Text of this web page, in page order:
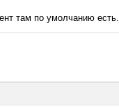
там по умолчанию есть.